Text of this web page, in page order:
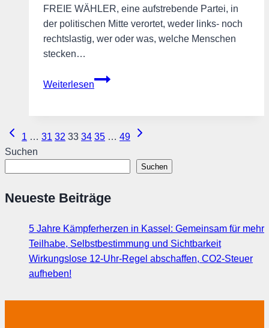
FREIE WÄHLER, eine aufstrebende Partei, in
der politischen Mitte verortet, weder links- noch
rechtslastig, wer oder was, welche Menschen
stecken…
Weiterlesen
FREIE
laden
Stammtisch
Seitennavigation
Vorherige
Seite
1 … 31 32 33 34 35 … 49
Nächste
Suchen
Suchen
Neueste Beiträge
5 Jahre Kämpferherzen in Kassel: Gemeinsam für mehr
Teilhabe, Selbstbestimmung und Sichtbarkeit
Wirkungslose 12-Uhr-Regel abschaffen, CO2-Steuer
aufheben!